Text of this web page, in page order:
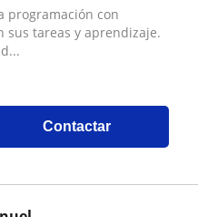
programación con
sus tareas y aprendizaje.
Contactar